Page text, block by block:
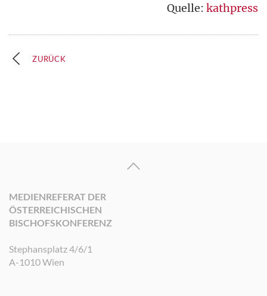
Quelle: kathpress
ZURÜCK
MEDIENREFERAT DER
ÖSTERREICHISCHEN
BISCHOFSKONFERENZ
Stephansplatz 4/6/1
A-1010 Wien